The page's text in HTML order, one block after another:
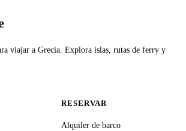
viajar a Grecia. Explora islas, rutas de ferry y
RESERVAR
Alquiler de barco